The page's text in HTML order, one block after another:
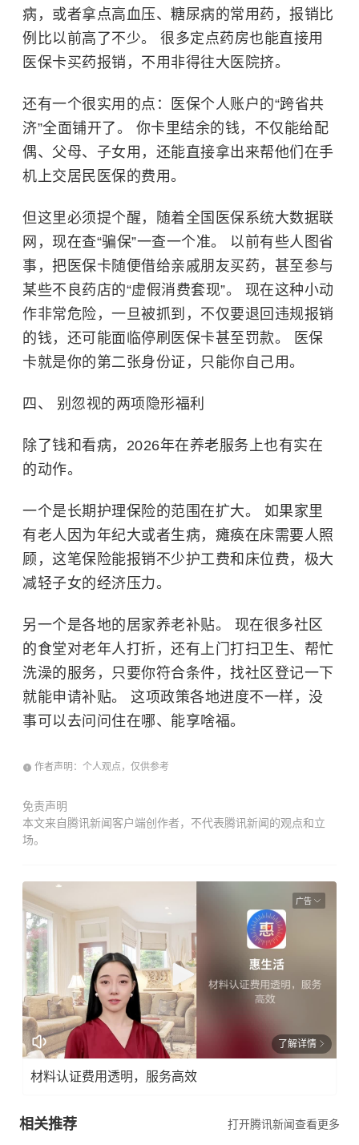
病，或者拿点高血压、 糖尿病的常用药，报销比
例比以前高了不少。 很多定点药房也能直接用
医保卡买药报销，不用非得往大医院挤。
还有一个很实用的点：医保个人账户的“跨省共
济”全面铺开了。 你卡里结余的钱，不仅能给配
偶、父母、子女用，还能直接拿出来帮他们在手
机上交居民医保的费用。
但这里必须提个醒，随着全国医保系统大数据联
网，现在查“骗保”一查一个准。 以前有些人图省
事，把医保卡随便借给亲戚朋友买药，甚至参与
某些不良药店的“虚假消费套现”。 现在这种小动
作非常危险，一旦被抓到，不仅要退回违规报销
的钱，还可能面临停刷医保卡甚至罚款。 医保
卡就是你的第二张身份证，只能你自己用。
四、 别忽视的两项隐形福利
除了钱和看病，2026年在养老服务上也有实在
的动作。
一个是长期护理保险的范围在扩大。 如果家里
有老人因为年纪大或者生病，瘫痪在床需要人照
顾，这笔保险能报销不少护工费和床位费，极大
减轻子女的经济压力。
另一个是各地的居家养老补贴。 现在很多社区
的食堂对老年人打折，还有上门打扫卫生、帮忙
洗澡的服务，只要你符合条件，找社区登记一下
就能申请补贴。 这项政策各地进度不一样，没
事可以去问问住在哪、能享啥福。
作者声明：个人观点，仅供参考
免责声明
本文来自腾讯新闻客户端创作者，不代表腾讯新闻的观点和立
场。
广告
了解详情
材料认证费用透明，服务高效
相关推荐 打开腾讯新闻查看更多